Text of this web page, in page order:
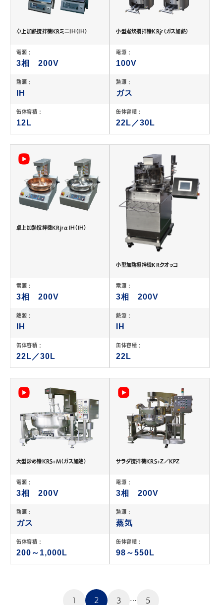
卓上加熱撹拌機KRミニIH（IH）
電源 :
3相 200V
熱源 :
IH
缶体容積 :
12L
小型煮炊撹拌機KRjr（ガス加熱）
電源 :
100V
熱源 :
ガス
缶体容積 :
22L／30L
卓上加熱撹拌機KRjrαIH（IH）
電源 :
3相 200V
熱源 :
IH
缶体容積 :
22L／30L
小型加熱撹拌機KRクオッコ
電源 :
3相 200V
熱源 :
IH
缶体容積 :
22L
大型炒め機KRS+M（ガス加熱）
電源 :
3相 200V
熱源 :
ガス
缶体容積 :
200～1,000L
サラダ撹拌機KRS+Z／KPZ
電源 :
3相 200V
熱源 :
蒸気
缶体容積 :
98～550L
1 2 3 … 5